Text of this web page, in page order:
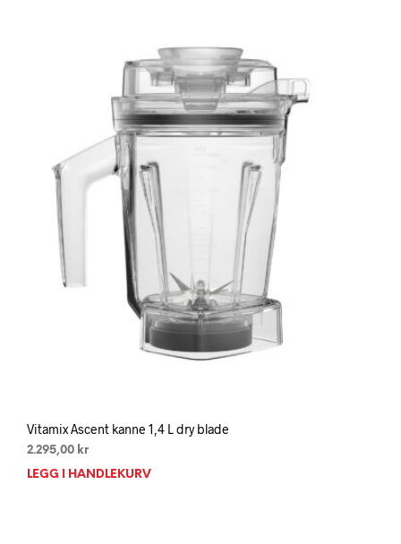
Vitamix Ascent kanne 1,4 L dry blade
2.295,00 kr
LEGG I HANDLEKURV